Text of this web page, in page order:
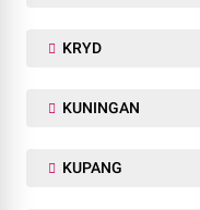
KRYD
KUNINGAN
KUPANG